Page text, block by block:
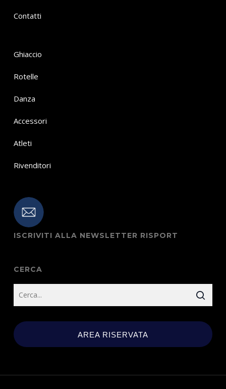
Contatti
Ghiaccio
Rotelle
Danza
Accessori
Atleti
Rivenditori
ISCRIVITI ALLA NEWSLETTER RISPORT
CERCA
AREA RISERVATA